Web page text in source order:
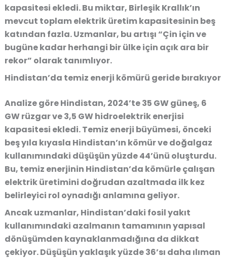
kapasitesi ekledi. Bu miktar, Birleşik Krallık’ın
mevcut toplam elektrik üretim kapasitesinin beş
katından fazla. Uzmanlar, bu artışı “Çin için ve
bugüne kadar herhangi bir ülke için açık ara bir
rekor” olarak tanımlıyor.
Hindistan’da temiz enerji kömürü geride bırakıyor
Analize göre Hindistan, 2024’te35 GW güneş, 6
GW rüzgarve3,5 GW hidroelektrikenerjisi
kapasitesi ekledi. Temiz enerji büyümesi, önceki
beş yıla kıyasla Hindistan’ın kömür ve doğalgaz
kullanımındaki düşüşünyüzde 44’ünü oluşturdu.
Bu, temiz enerjinin Hindistan’da kömürle çalışan
elektrik üretimini doğrudan azaltmada ilk kez
belirleyici rol oynadığı anlamına geliyor.
Ancak uzmanlar, Hindistan’daki fosil yakıt
kullanımındaki azalmanın tamamının yapısal
dönüşümden kaynaklanmadığına da dikkat
çekiyor. Düşüşün yaklaşıkyüzde 36’sı daha ılıman